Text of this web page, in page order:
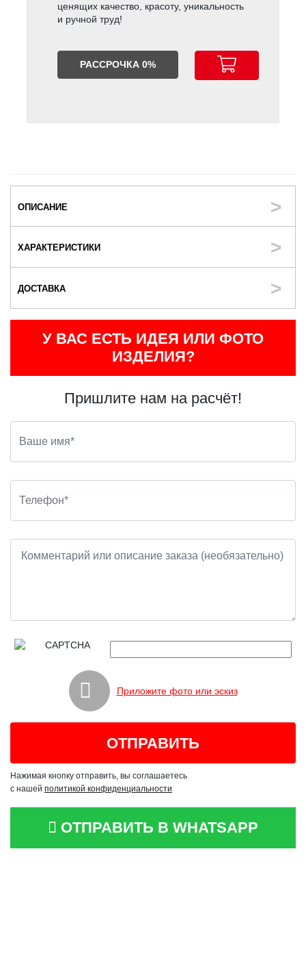
ценящих качество, красоту, уникальность
и ручной труд!
РАССРОЧКА 0%
ОПИСАНИЕ
ХАРАКТЕРИСТИКИ
ДОСТАВКА
У ВАС ЕСТЬ ИДЕЯ ИЛИ ФОТО
ИЗДЕЛИЯ?
Пришлите нам на расчёт!
Приложите фото или эскиз
Нажимая кнопку отправить, вы соглашаетесь
с нашей политикой конфиденциальности
ОТПРАВИТЬ В WHATSAPP